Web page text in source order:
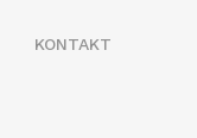
KONTAKT